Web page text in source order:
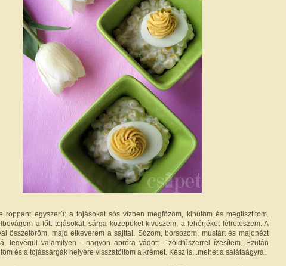
roppant egyszerű: a tojásokat sós vízben megfőzöm, kihűtöm és megtisztítom.
a főtt tojásokat, sárga közepüket kiveszem, a fehérjéket félreteszem. A
összetöröm, majd elkeverem a sajttal. Sózom, borsozom, mustárt és majonézt
legvégül valamilyen - nagyon apróra vágott - zöldfűszerrel ízesítem. Ezután
és a tojássárgák helyére visszatöltöm a krémet. Kész is...mehet a salátaágyra.